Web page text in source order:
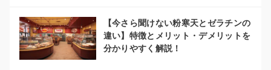
【今さら聞けない粉寒天とゼラチンの
違い】特徴とメリット・デメリットを
分かりやすく解説！